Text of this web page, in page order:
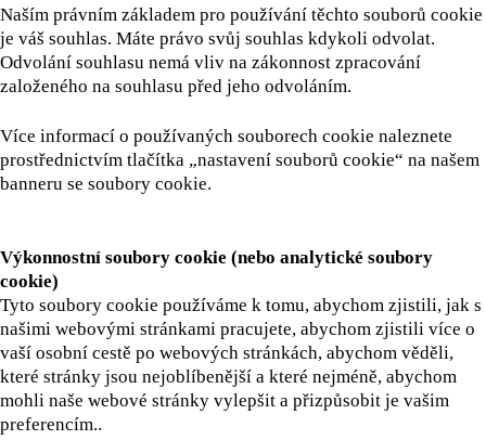
Naším právním základem pro používání těchto souborů cookie
je váš souhlas. Máte právo svůj souhlas kdykoli odvolat.
Odvolání souhlasu nemá vliv na zákonnost zpracování
založeného na souhlasu před jeho odvoláním.
Více informací o používaných souborech cookie naleznete
prostřednictvím tlačítka „nastavení souborů cookie“ na našem
banneru se soubory cookie.
Výkonnostní soubory cookie (nebo analytické soubory
cookie)
Tyto soubory cookie používáme k tomu, abychom zjistili, jak s
našimi webovými stránkami pracujete, abychom zjistili více o
vaší osobní cestě po webových stránkách, abychom věděli,
které stránky jsou nejoblíbenější a které nejméně, abychom
mohli naše webové stránky vylepšit a přizpůsobit je vašim
preferencím..